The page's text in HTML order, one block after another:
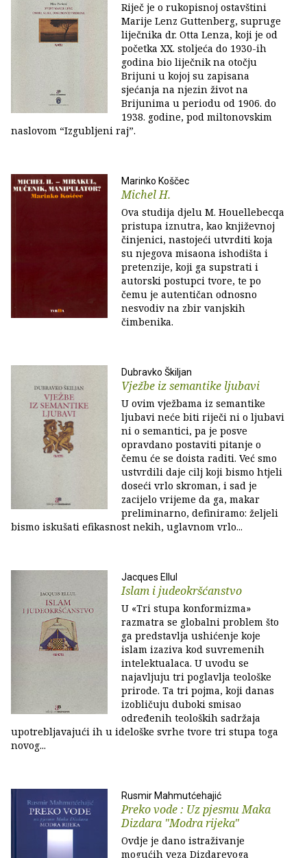
Riječ je o rukopisnoj ostavštini
Marije Lenz Guttenberg, supruge
liječnika dr. Otta Lenza, koji je od
početka XX. stoljeća do 1930-ih
godina bio liječnik na otočju
Brijuni u kojoj su zapisana
sjećanja na njezin život na
Brijunima u periodu od 1906. do
1938. godine, pod miltonovskim
naslovom “Izgubljeni raj”.
Marinko Koščec
Michel H.
Ova studija djelu M. Houellebecqa
pristupa iznutra, kao književnoj
činjenici, nastojeći utvrditi koja
su njegova misaona ishodišta i
pretenzije, koji ga supstrati i
autorski postupci tvore, te po
čemu je autentičan odnosno
nesvodiv na zbir vanjskih
čimbenika.
Dubravko Škiljan
Vježbe iz semantike ljubavi
U ovim vježbama iz semantike
ljubavi neće biti riječi ni o ljubavi
ni o semantici, pa je posve
opravdano postaviti pitanje o
čemu će se doista raditi. Već smo
ustvrdili daje cilj koji bismo htjeli
doseći vrlo skroman, i sad je
zacijelo vrijeme da ga, makar
preliminarno, definiramo: željeli
bismo iskušati efikasnost nekih, uglavnom vrlo...
Jacques Ellul
Islam i judeokršćanstvo
U «Tri stupa konformizma»
razmatra se globalni problem što
ga predstavlja ushićenje koje
islam izaziva kod suvremenih
intelektualaca. U uvodu se
najavljuju tri poglavlja teološke
prirode. Ta tri pojma, koji danas
izobličuju duboki smisao
određenih teoloških sadržaja
upotrebljavajući ih u ideloške svrhe tvore tri stupa toga
novog...
Rusmir Mahmutćehajić
Preko vode : Uz pjesmu Maka
Dizdara "Modra rijeka"
Ovdje je dano istraživanje
mogućih veza Dizdarevoga